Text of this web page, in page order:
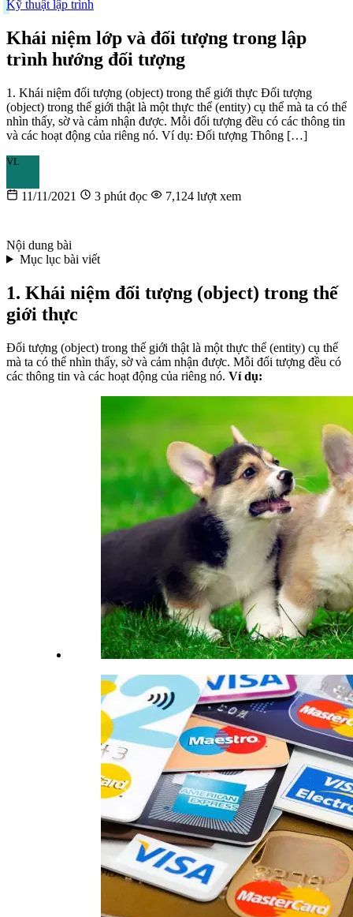
Kỹ thuật lập trình
Khái niệm lớp và đối tượng trong lập
trình hướng đối tượng
1. Khái niệm đối tượng (object) trong thế giới thực Đối tượng
(object) trong thế giới thật là một thực thể (entity) cụ thể mà ta có thể
nhìn thấy, sờ và cảm nhận được. Mỗi đối tượng đều có các thông tin
và các hoạt động của riêng nó. Ví dụ: Đối tượng Thông […]
VL
11/11/2021 3 phút đọc 7,124 lượt xem
Nội dung bài
Mục lục bài viết
1. Khái niệm đối tượng (object) trong thế
giới thực
Đối tượng (object) trong thế giới thật là một thực thể (entity) cụ thể
mà ta có thể nhìn thấy, sờ và cảm nhận được. Mỗi đối tượng đều có
các thông tin và các hoạt động của riêng nó. Ví dụ: